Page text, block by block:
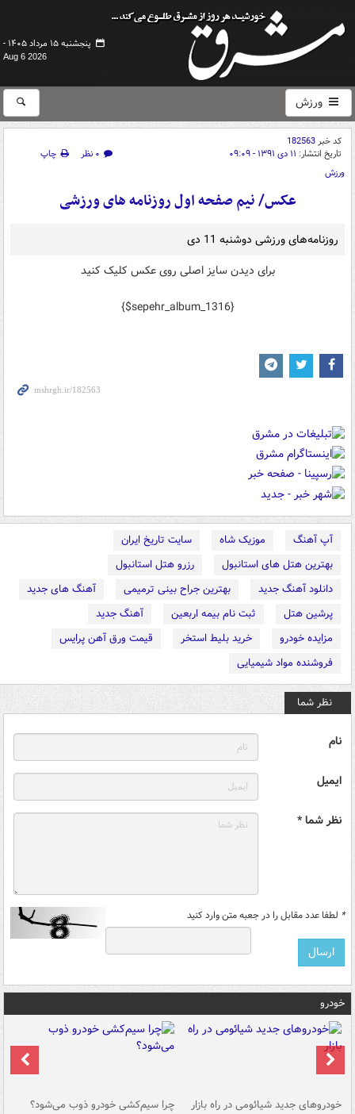
پنجشنبه ۱۵ مرداد ۱۴۰۵ -
Aug 6 2026
ورزش
کد خبر182563
تاریخ انتشار: ۱۱ دی ۱۳۹۱ - ۰۹:۰۹ ۰ نظر
چاپ
ورزش
عکس/ نیم صفحه اول روزنامه های ورزشی
روزنامه‌های‌ ورزشی دوشنبه 11 دی
برای دیدن سایز اصلی روی عکس کلیک کنید
{$sepehr_album_1316}
آپ آهنگ موزیک شاه
سایت تاریخ ایران
بهترین هتل های استانبول
رزرو هتل استانبول
دانلود آهنگ جدید
بهترین جراح بینی ترمیمی
آهنگ های جدید
پرشین هتل
ثبت نام بیمه اربعین
آهنگ جدید
مزایده خودرو
خرید بلیط استخر
قیمت ورق آهن پرایس
فروشنده مواد شیمیایی
نظر شما
نام
ایمیل
نظر شما *
* لطفا عدد مقابل را در جعبه متن وارد کنید
خودرو
خودروهای جدید شیائومی در راه بازار چرا سیم‌کشی خودرو ذوب می‌شود؟